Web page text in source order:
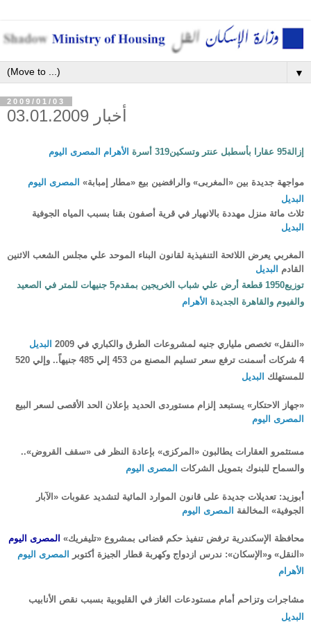
▼
2009/01/03
أخبار 03.01.2009
إزالة‏95‏ عقارا بأسطبل عنتر وتسكين‏319‏ أسرة الأهرام المصرى اليوم
مواجهة جديدة بين «المغربى» والرافضين بيع «مطار إمبابة» المصرى اليوم
البديل
ثلاث مائة منزل مهددة بالانهيار في قرية أصفون بقنا بسبب المياه الجوفية
البديل
المغربي يعرض اللائحة التنفيذية لقانون البناء الموحد علي مجلس الشعب الاثنين
القادم البديل
توزيع‏1950‏ قطعة أرض علي شباب الخريجين بمقدم‏5‏ جنيهات للمتر في الصعيد
والفيوم والقاهرة الجديدة الأهرام
«النقل» تخصص ملياري جنيه لمشروعات الطرق والكباري في 2009
البديل
4 شركات أسمنت ترفع سعر تسليم المصنع من 453 إلي 485 جنيهاً.. وإلي 520
للمستهلك البديل
«جهاز الاحتكار» يستبعد إلزام مستوردى الحديد بإعلان الحد الأقصى لسعر البيع
المصرى اليوم
مستثمرو العقارات يطالبون «المركزى» بإعادة النظر فى «سقف القروض»..
والسماح للبنوك بتمويل الشركات المصرى اليوم
أبوزيد: تعديلات جديدة على قانون الموارد المائية لتشديد عقوبات «الآبار
الجوفية» المخالفة المصرى اليوم
محافظة الإسكندرية ترفض تنفيذ حكم قضائى بمشروع «تليفريك» المصرى اليوم
«النقل» و«الإسكان»: ندرس ازدواج وكهربة قطار الجيزة أكتوبر
المصرى اليوم
الأهرام
مشاجرات وتزاحم أمام مستودعات الغاز في القليوبية بسبب نقص الأنابيب
البديل